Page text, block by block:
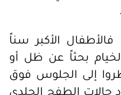
الأكبر سناً
بحثاً عن ظل أو
إلى الجلوس فوق